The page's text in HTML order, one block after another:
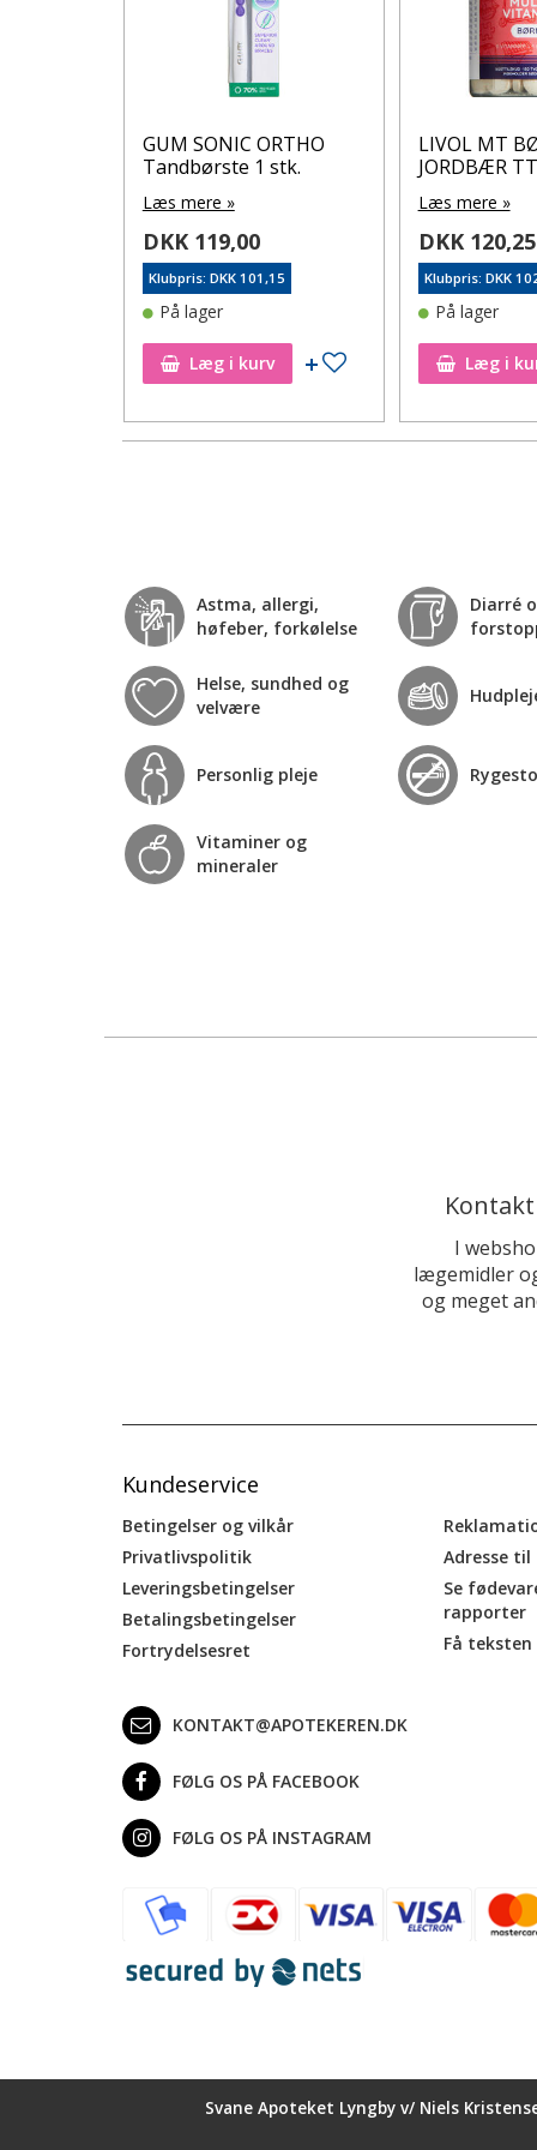
Tilføj til ønskeseddel
GUM SONIC ORTHO
Tandbørste 1 stk.
Læs mere »
DKK 119,00
Klubpris: DKK 101,15
På lager
Læg i kurv Tilføj til ønskeseddel
LIVOL MT
JORDBÆR
Læs mere »
DKK 120,25
Klubpris: DKK
På lager
Læg i
Astma, allergi,
høfeber, forkølelse
Diarré
Helse, sundhed og
velvære
Personlig pleje
Vitaminer og
mineraler
I
lægemidler
og meget
Kundeservice
Betingelser og vilkår
Privatlivspolitik
Leveringsbetingelser
Betalingsbetingelser
Fortrydelsesret
Adresse
Se
rapporter
Få
KONTAKT@APOTEKEREN.DK
FØLG OS PÅ FACEBOOK
FØLG OS PÅ INSTAGRAM
Svane Apoteket Lyngby v/ Niels